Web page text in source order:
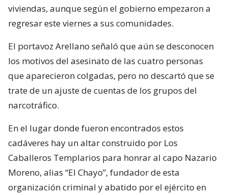
viviendas, aunque según el gobierno empezaron a
regresar este viernes a sus comunidades.
El portavoz Arellano señaló que aún se desconocen
los motivos del asesinato de las cuatro personas
que aparecieron colgadas, pero no descartó que se
trate de un ajuste de cuentas de los grupos del
narcotráfico.
En el lugar donde fueron encontrados estos
cadáveres hay un altar construido por Los
Caballeros Templarios para honrar al capo Nazario
Moreno, alias “El Chayo”, fundador de esta
organización criminal y abatido por el ejército en